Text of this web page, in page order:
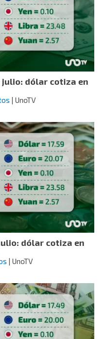
julio: dólar cotiza en
| UnoTV
dólar cotiza en
| UnoTV